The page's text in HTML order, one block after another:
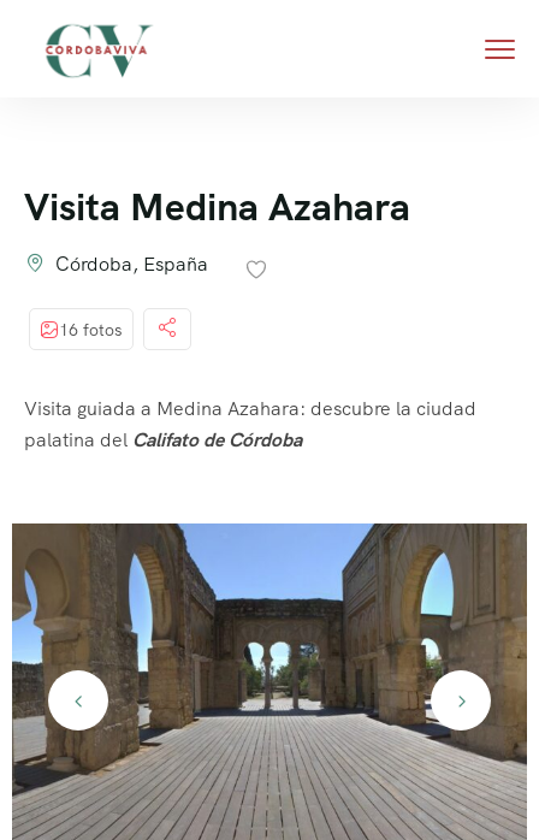
Visita Medina Azahara
Córdoba, España
16 fotos
Visita guiada a Medina Azahara: descubre la ciudad
palatina del Califato de Córdoba